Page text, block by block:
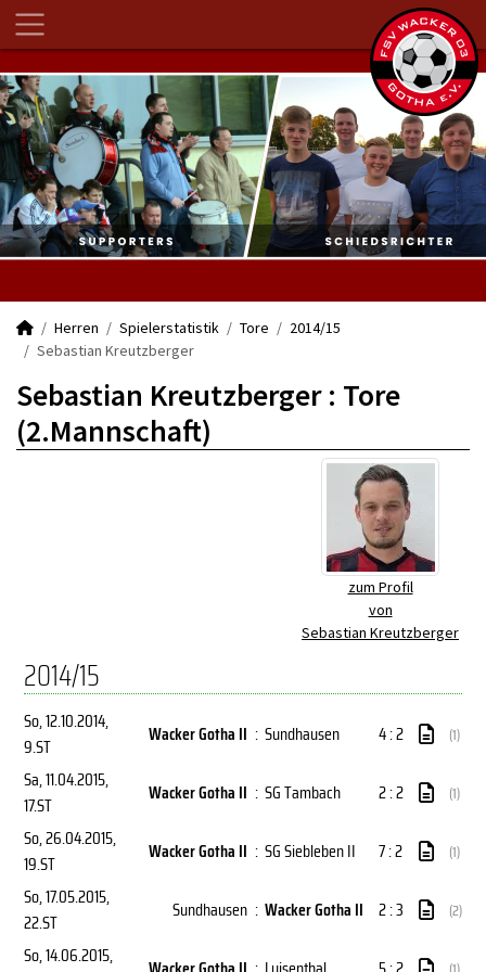
Herren Spielerstatistik Tore
2014/15
Sebastian Kreutzberger
Sebastian Kreutzberger : Tore
(2.Mannschaft)
zum Profil
von
Sebastian Kreutzberger
2014/15
So, 12.10.2014,
9.ST
Wacker Gotha II : Sundhausen 4 : 2 (1)
Sa, 11.04.2015,
17.ST
Wacker Gotha II : SG Tambach 2 : 2 (1)
So, 26.04.2015,
19.ST
Wacker Gotha II : SG Siebleben II 7 : 2 (1)
So, 17.05.2015,
22.ST
Sundhausen : Wacker Gotha II 2 : 3 (2)
So, 14.06.2015,